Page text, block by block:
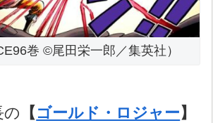
巻 ©尾田栄一郎／集英社）
の 【 ゴールド・ロジャー】